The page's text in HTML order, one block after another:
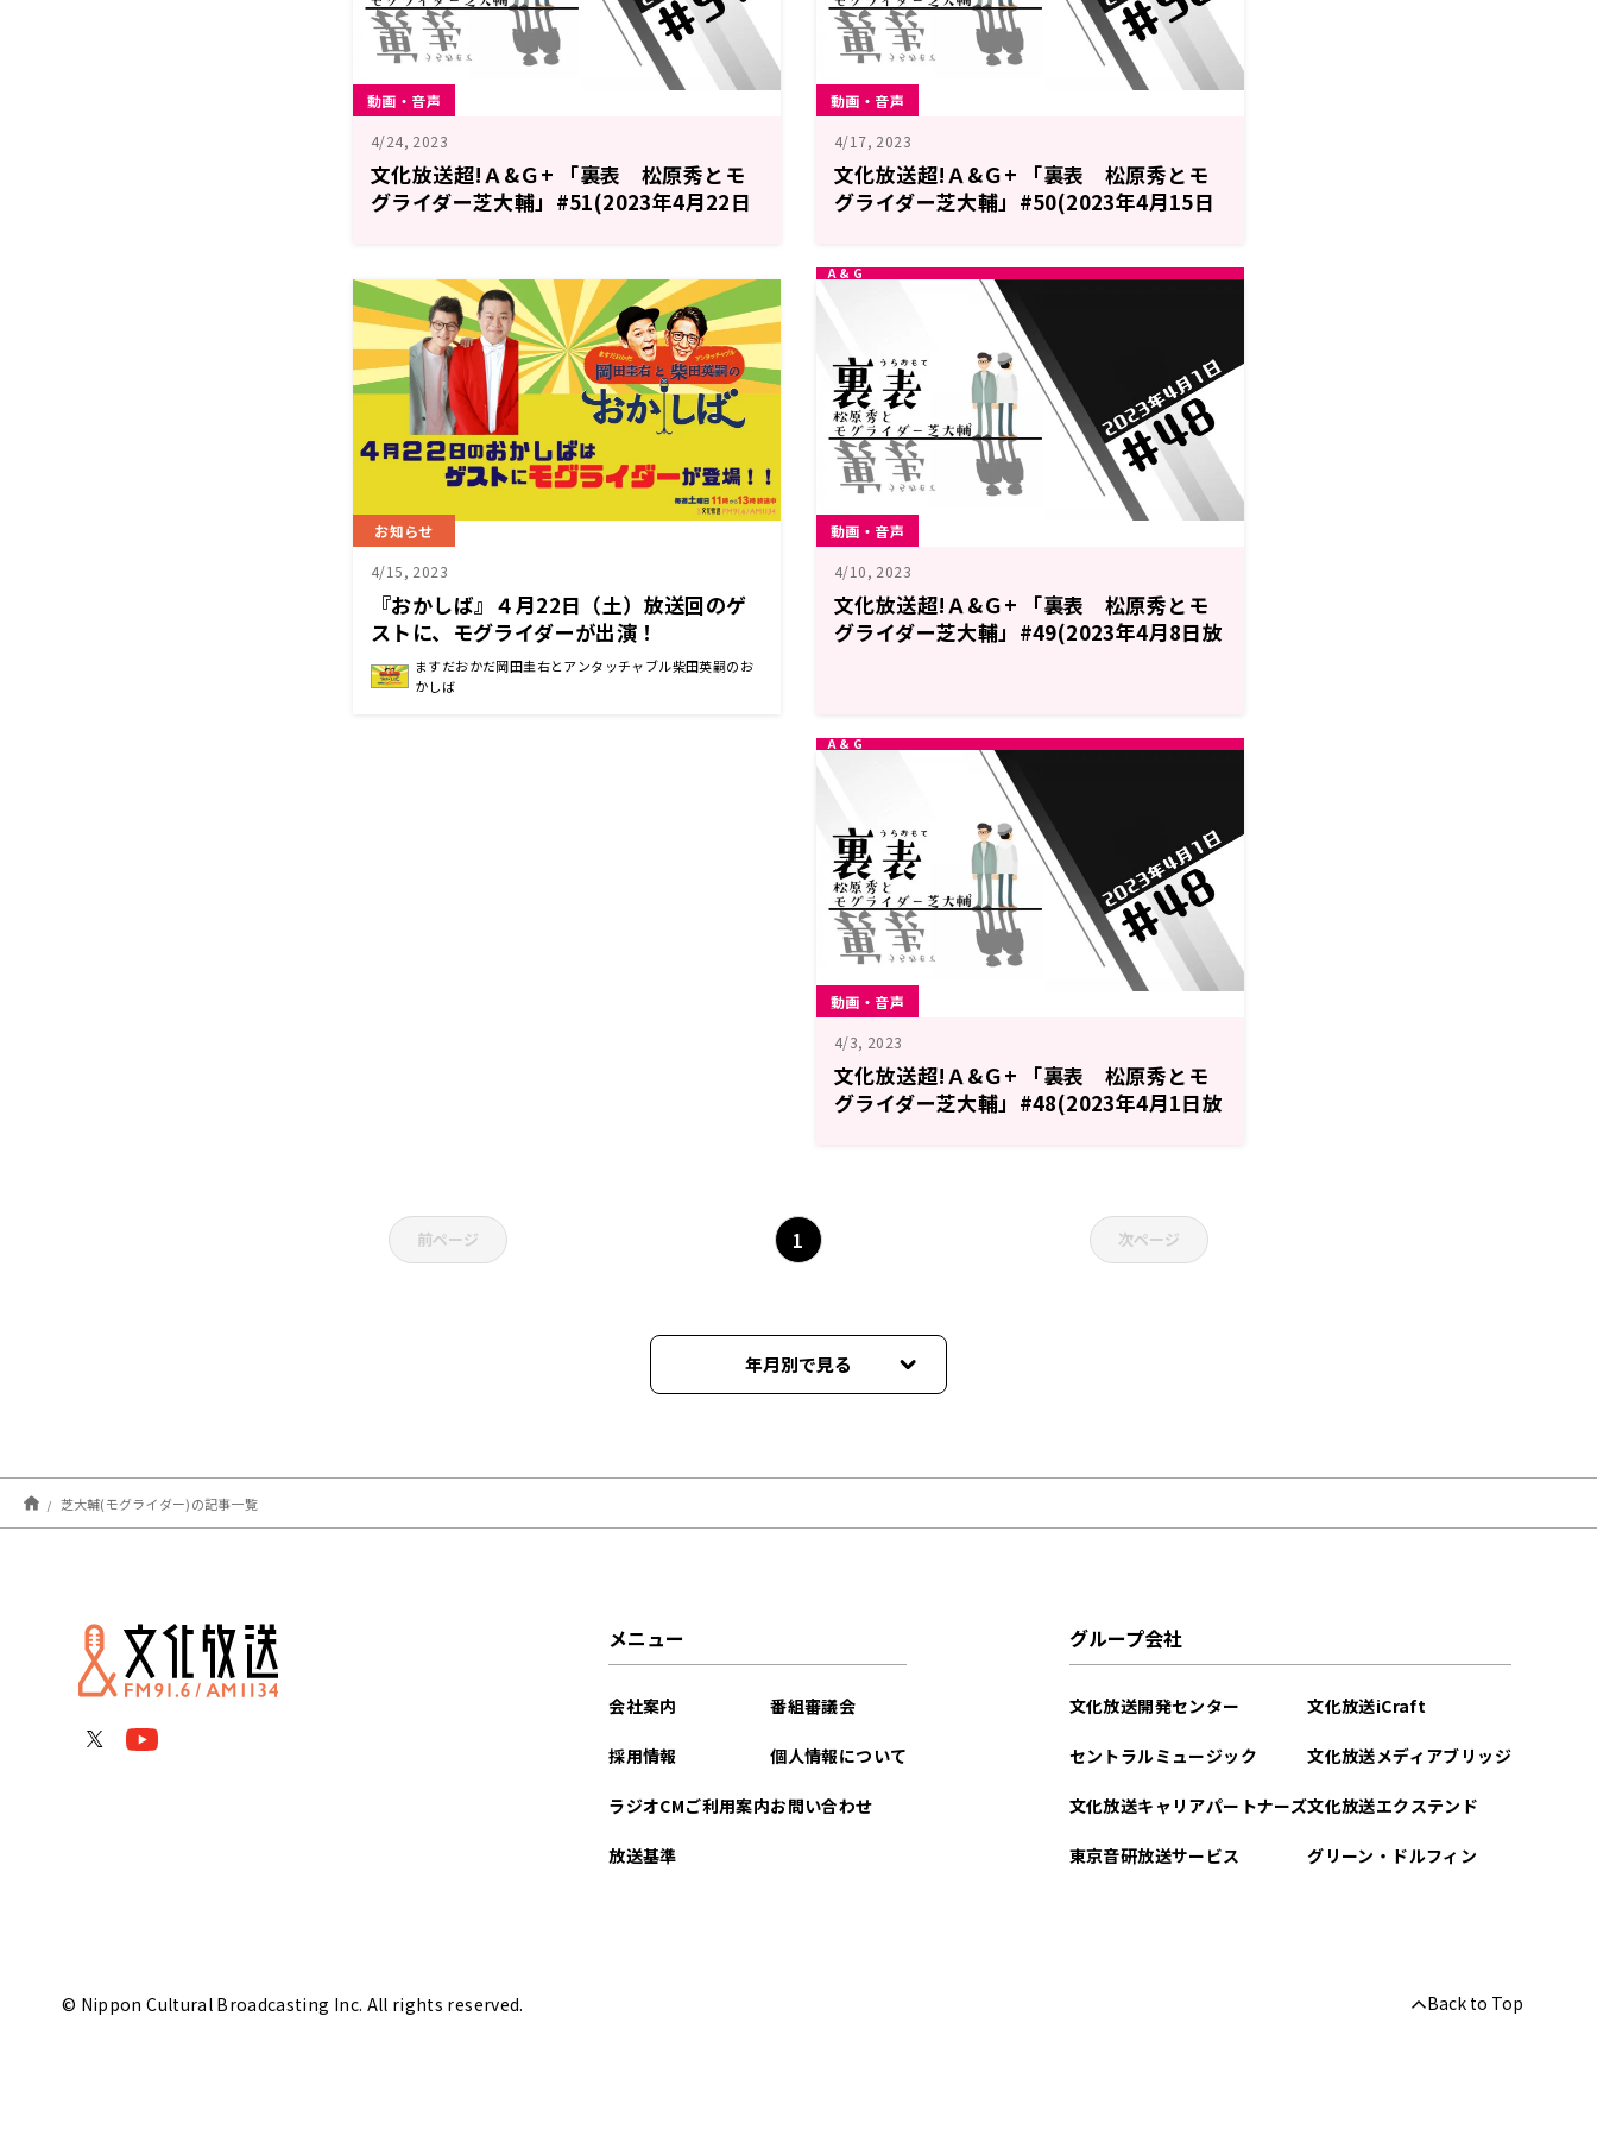
動画・音声
4/24, 2023
文化放送超!Ａ&Ｇ+ 「裏表 松原秀とモ
グライダー芝大輔」#51(2023年4月22日
動画・音声
4/17, 2023
文化放送超!Ａ&Ｇ+ 「裏表 松原秀とモ
グライダー芝大輔」#50(2023年4月15日
お知らせ
4/15, 2023
『おかしば』４月22日（土）放送回のゲ
ストに、モグライダーが出演！
ますだおかだ岡田圭右とアンタッチャブル柴田英嗣のお
かしば
動画・音声
4/10, 2023
文化放送超!Ａ&Ｇ+ 「裏表 松原秀とモ
グライダー芝大輔」#49(2023年4月8日放
動画・音声
4/3, 2023
文化放送超!Ａ&Ｇ+ 「裏表 松原秀とモ
グライダー芝大輔」#48(2023年4月1日放
前ページ 1 次ページ
年月別で見る
2024年08月
2024年07月
芝大輔(モグライダー)の記事一覧
メニュー
会社案内
採用情報
ラジオCMご利用案内
放送基準
番組審議会
個人情報について
お問い合わせ
グループ会社
文化放送開発センター
セントラルミュージック
文化放送キャリアパートナーズ
東京音研放送サービス
文化放送iCraft
文化放送メディアブリッジ
文化放送エクステンド
グリーン・ドルフィン
© Nippon Cultural Broadcasting Inc. All rights reserved. Back to Top